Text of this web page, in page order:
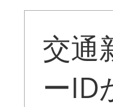
交通
ーID